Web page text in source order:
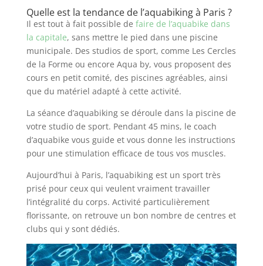
Quelle est la tendance de l’aquabiking à Paris ?
Il est tout à fait possible de faire de l’aquabike dans
la capitale, sans mettre le pied dans une piscine
municipale. Des studios de sport, comme Les Cercles
de la Forme ou encore Aqua by, vous proposent des
cours en petit comité, des piscines agréables, ainsi
que du matériel adapté à cette activité.
La séance d’aquabiking se déroule dans la piscine de
votre studio de sport. Pendant 45 mins, le coach
d’aquabike vous guide et vous donne les instructions
pour une stimulation efficace de tous vos muscles.
Aujourd’hui à Paris, l’aquabiking est un sport très
prisé pour ceux qui veulent vraiment travailler
l’intégralité du corps. Activité particulièrement
florissante, on retrouve un bon nombre de centres et
clubs qui y sont dédiés.